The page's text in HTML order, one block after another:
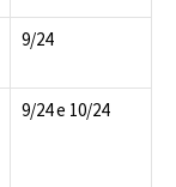
9/24
9/24 e 10/24